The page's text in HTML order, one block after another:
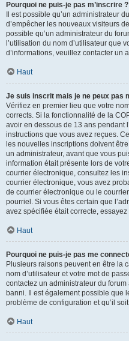
Pourquoi ne puis-je pas m’inscrire ?
Il est possible qu’un administrateur
d’empêcher les nouveaux visiteurs
possible qu’un administrateur du
l’utilisation du nom d’utilisateur que
d’informations, veuillez contacter un
Haut
Je suis inscrit mais je ne peux pas
Vérifiez en premier lieu que votre
corrects. Si la fonctionnalité de la
avoir en dessous de 13 ans pendant
instructions que vous avez reçues.
les nouvelles inscriptions doivent
un administrateur, avant que vous
information était présente lors de
courrier électronique, consultez les
courrier électronique, vous avez
de courrier électronique ou le
pourriel. Si vous êtes certain que
avez spécifiée était correcte,
Haut
Pourquoi ne puis-je pas me
Plusieurs raisons peuvent en être la
nom d’utilisateur et votre mot de
contactez un administrateur du
banni. Il est également possible que
problème de configuration et qu’il
Haut